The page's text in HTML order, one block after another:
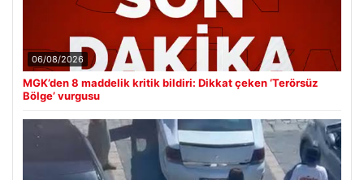
06/08/2026
MGK’den 8 maddelik kritik bildiri: Dikkat çeken ‘Terörsüz
Bölge’ vurgusu